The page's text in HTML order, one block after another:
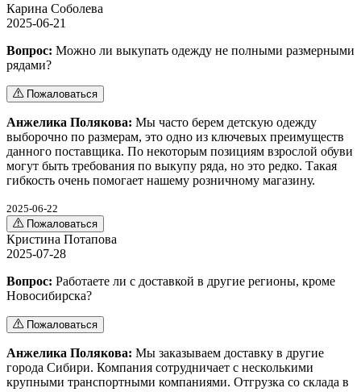
Карина Соболева
2025-06-21
Вопрос: Можно ли выкупать одежду не полными размерными
рядами?
Пожаловаться
Анжелика Полякова: Мы часто берем детскую одежду
выборочно по размерам, это одно из ключевых преимуществ
данного поставщика. По некоторым позициям взрослой обуви
могут быть требования по выкупу ряда, но это редко. Такая
гибкость очень помогает нашему розничному магазину.
2025-06-22
Пожаловаться
Кристина Потапова
2025-07-28
Вопрос: Работаете ли с доставкой в другие регионы, кроме
Новосибирска?
Пожаловаться
Анжелика Полякова: Мы заказываем доставку в другие
города Сибири. Компания сотрудничает с несколькими
крупными транспортными компаниями. Отгрузка со склада в